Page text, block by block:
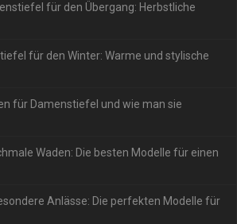
für den Übergang: Herbstliche
für den Winter: Warme und stylische
für Damenstiefel und wie man sie
Waden: Die besten Modelle für einen
Anlässe: Die perfekten Modelle für